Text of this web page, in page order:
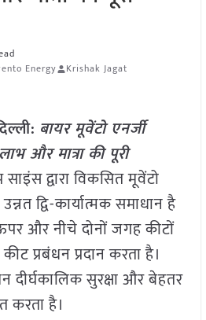
Energy Krishak Jagat
बायर मूवेंटो एनर्जी
और मात्रा की पूरी
साइंस द्वारा विकसित मूवेंटो
द्वि-कार्यात्मक समाधान है
और नीचे दोनों जगह कीटों
प्रबंधन प्रदान करता है।
दीर्घकालिक सुरक्षा और बेहतर
करता है।